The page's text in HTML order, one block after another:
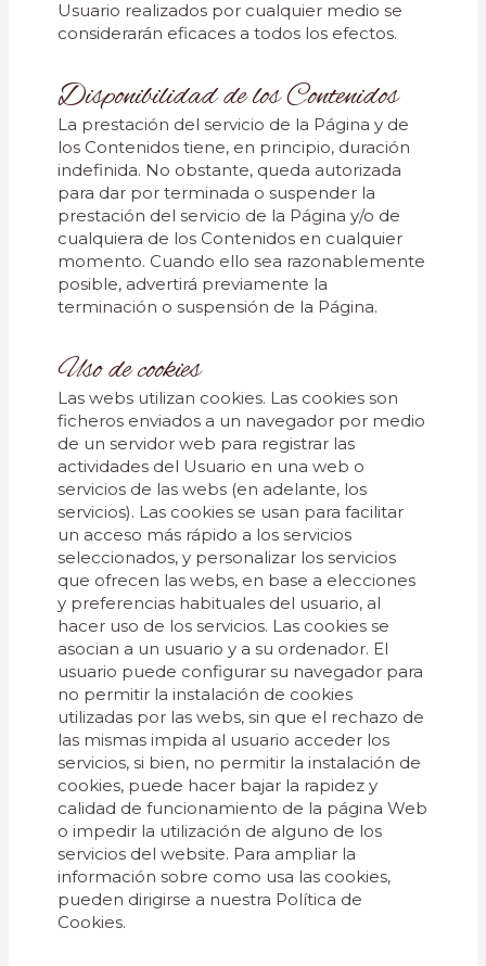
Usuario realizados por cualquier medio se
considerarán eficaces a todos los efectos.
Disponibilidad de los Contenidos
La prestación del servicio de la Página y de
los Contenidos tiene, en principio, duración
indefinida. No obstante, queda autorizada
para dar por terminada o suspender la
prestación del servicio de la Página y/o de
cualquiera de los Contenidos en cualquier
momento. Cuando ello sea razonablemente
posible, advertirá previamente la
terminación o suspensión de la Página.
Uso de cookies
Las webs utilizan cookies. Las cookies son
ficheros enviados a un navegador por medio
de un servidor web para registrar las
actividades del Usuario en una web o
servicios de las webs (en adelante, los
servicios). Las cookies se usan para facilitar
un acceso más rápido a los servicios
seleccionados, y personalizar los servicios
que ofrecen las webs, en base a elecciones
y preferencias habituales del usuario, al
hacer uso de los servicios. Las cookies se
asocian a un usuario y a su ordenador. El
usuario puede configurar su navegador para
no permitir la instalación de cookies
utilizadas por las webs, sin que el rechazo de
las mismas impida al usuario acceder los
servicios, si bien, no permitir la instalación de
cookies, puede hacer bajar la rapidez y
calidad de funcionamiento de la página Web
o impedir la utilización de alguno de los
servicios del website. Para ampliar la
información sobre como usa las cookies,
pueden dirigirse a nuestra Política de
Cookies.